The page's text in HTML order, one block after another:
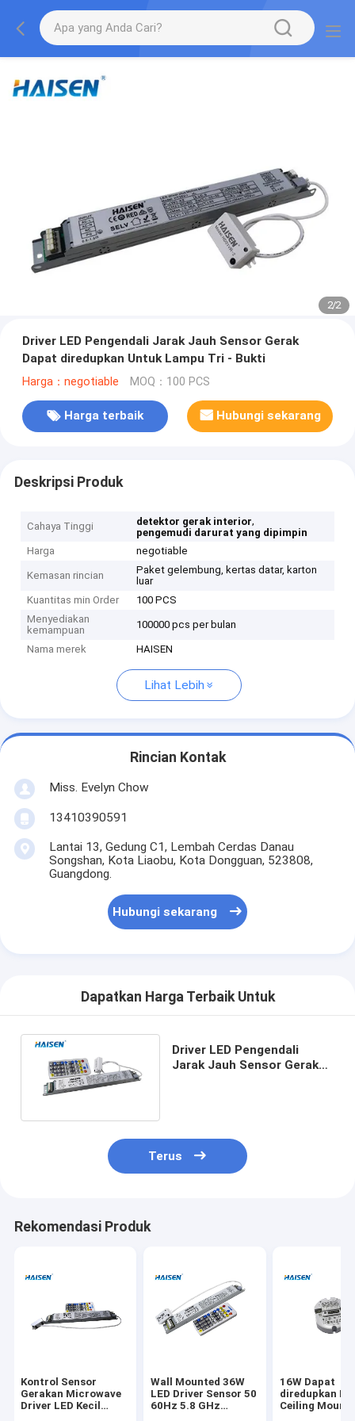
2/2
Driver LED Pengendali Jarak Jauh Sensor Gerak
Dapat diredupkan Untuk Lampu Tri - Bukti
Harga：negotiable MOQ：100 PCS
Harga terbaik Hubungi sekarang
Deskripsi Produk
Cahaya Tinggi detektor gerak interior,
pengemudi darurat yang dipimpin
Harga
negotiable
Kemasan rincian
Paket gelembung, kertas datar, karton
luar
Kuantitas min Order
100 PCS
Menyediakan
kemampuan
100000 pcs per bulan
Nama merek HAISEN
Lihat Lebih
Rincian Kontak
Miss. Evelyn Chow
13410390591
Lantai 13, Gedung C1, Lembah Cerdas Danau
Songshan, Kota Liaobu, Kota Dongguan, 523808,
Guangdong.
Hubungi sekarang
Dapatkan Harga Terbaik Untuk
Driver LED Pengendali
Jarak Jauh Sensor Gerak
Terus
Rekomendasi Produk
Kontrol Sensor
Gerakan Microwave
Driver LED Kecil
Wall Mounted 36W
LED Driver Sensor 50
60Hz 5.8 GHz
16W Dapat
diredupkan Bi
Ceiling Mount